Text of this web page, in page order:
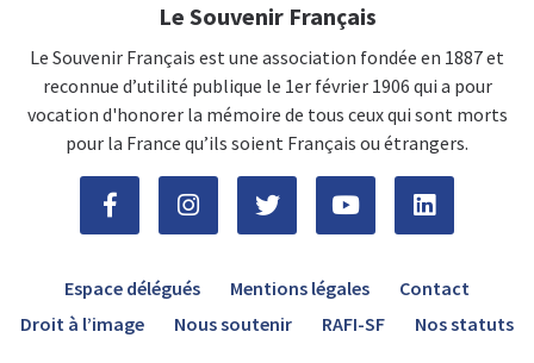
Le Souvenir Français
Le Souvenir Français est une association fondée en 1887 et
reconnue d’utilité publique le 1er février 1906 qui a pour
vocation d'honorer la mémoire de tous ceux qui sont morts
pour la France qu’ils soient Français ou étrangers.
Espace délégués Mentions légales
Contact
Droit à l’image
Nous soutenir RAFI-SF Nos statuts